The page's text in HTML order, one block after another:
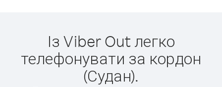
Із Viber Out легко
телефонувати за кордон
(Судан).